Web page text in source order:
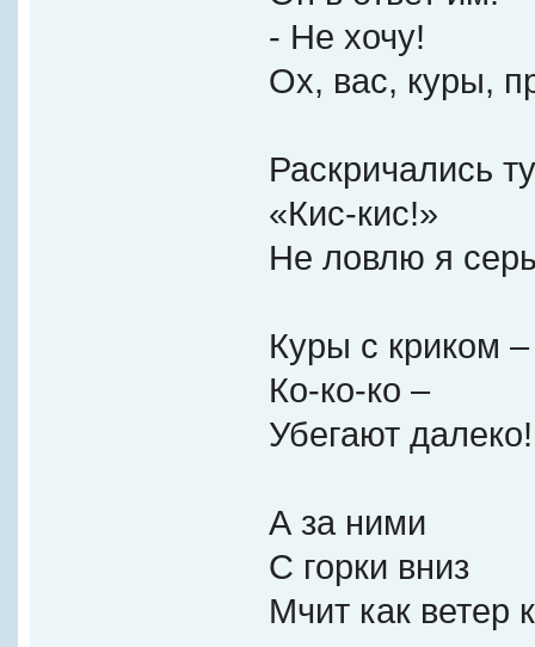
- Не хочу!
Ох, вас, куры,
Раскричались
«Кис-кис!»
Не ловлю я
Куры с криком –
Ко-ко-ко –
Убегают далеко!
А за ними
С горки вниз
Мчит как ветер